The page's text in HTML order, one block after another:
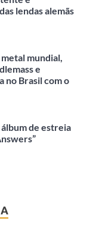
lendas alemãs
mundial,
e
no Brasil com o
de estreia